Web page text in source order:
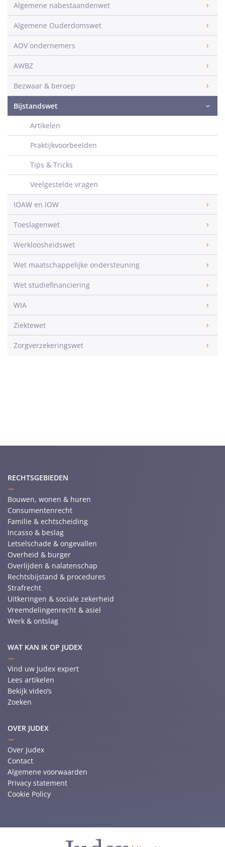
Algemene nabestaandenwet
Algemene Ouderdomswet
AOV ondernemers
AWBZ
Bezwaar & beroep
Bijstandswet
Artikelen
Praktijkvoorbeelden
Tips & Tricks
Veelgestelde vragen
IOAW en IOW
Toeslagenwet
Werkloosheidswet
Wet maatschappelijke ondersteuning
Wet studiefinanciering
WIA
Ziektewet
Zorgverzekeringswet
RECHTSGEBIEDEN
Bouwen, wonen & huren
Consumentenrecht
Familie & echtscheiding
Incasso & beslag
Letselschade & ongevallen
Overheid & burger
Overlijden & nalatenschap
Rechtsbijstand & procedures
Strafrecht
Uitkeringen & sociale zekerheid
Vreemdelingenrecht & asiel
Werk & ontslag
WAT KAN IK OP JUDEX
Vind uw Judex expert
Lees artikelen
Bekijk video’s
Zoeken
OVER JUDEX
Over Judex
Contact
Algemene voorwaarden
Privacy statement
Cookie Policy